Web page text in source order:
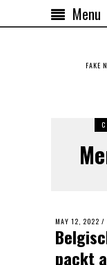
Menu
FAKE
POSTED
ON
MAY 12, 2022
packt